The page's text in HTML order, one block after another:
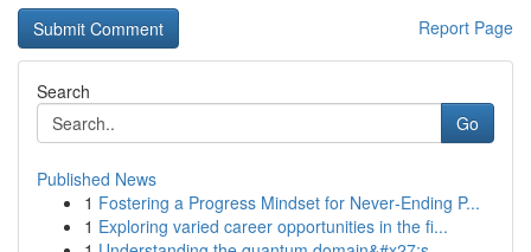
Report Page
Search
Go
Published News
1 Fostering a Progress Mindset for Never‑Ending P...
1 Exploring varied career opportunities in the fi...